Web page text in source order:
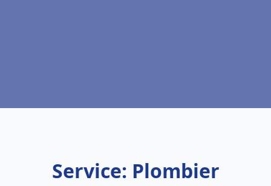
Service: Plombier